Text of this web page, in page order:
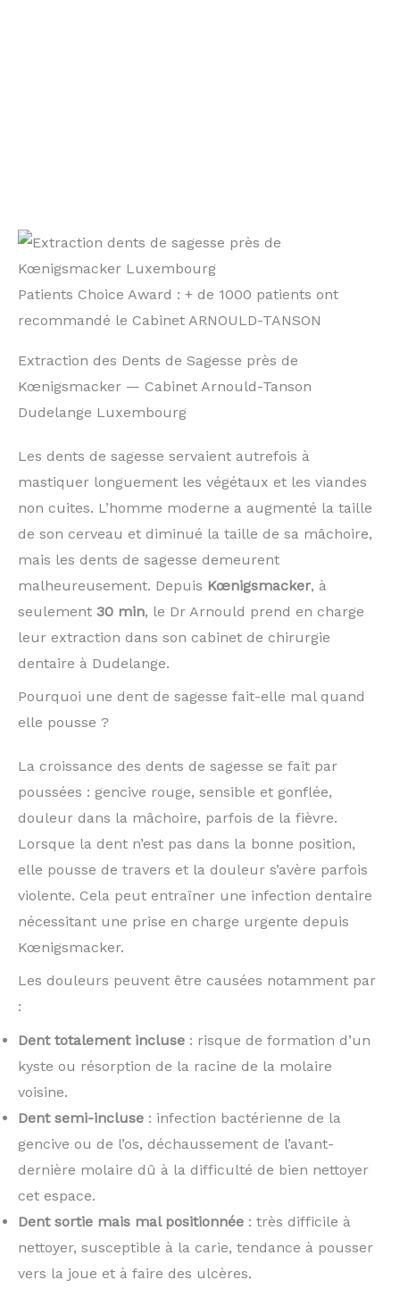
Patients Choice Award : + de 1000 patients ont
recommandé le Cabinet ARNOULD-TANSON
Extraction des Dents de Sagesse près de
Kœnigsmacker — Cabinet Arnould-Tanson
Dudelange Luxembourg
Les dents de sagesse servaient autrefois à
mastiquer longuement les végétaux et les viandes
non cuites. L’homme moderne a augmenté la taille
de son cerveau et diminué la taille de sa mâchoire,
mais les dents de sagesse demeurent
malheureusement. Depuis Kœnigsmacker, à
seulement 30 min, le Dr Arnould prend en charge
leur extraction dans son cabinet de chirurgie
dentaire à Dudelange.
Pourquoi une dent de sagesse fait-elle mal quand
elle pousse ?
La croissance des dents de sagesse se fait par
poussées : gencive rouge, sensible et gonflée,
douleur dans la mâchoire, parfois de la fièvre.
Lorsque la dent n’est pas dans la bonne position,
elle pousse de travers et la douleur s’avère parfois
violente. Cela peut entraîner une infection dentaire
nécessitant une prise en charge urgente depuis
Kœnigsmacker.
Les douleurs peuvent être causées notamment par
:
Dent totalement incluse : risque de formation d’un
kyste ou résorption de la racine de la molaire
voisine.
Dent semi-incluse : infection bactérienne de la
gencive ou de l’os, déchaussement de l’avant-
dernière molaire dû à la difficulté de bien nettoyer
cet espace.
Dent sortie mais mal positionnée : très difficile à
nettoyer, susceptible à la carie, tendance à pousser
vers la joue et à faire des ulcères.